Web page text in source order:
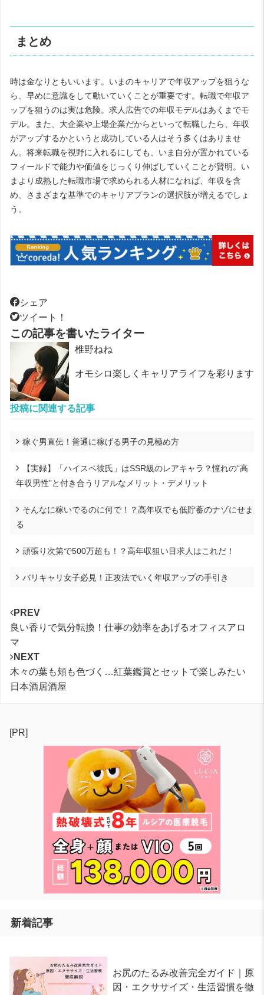
まとめ
時は金なりともいいます。いまのキャリアで年収アップを狙うな
ら、早めに意識をして動いていくことが重要です。転職で年収ア
ップを狙うのは実は危険。求人広告での年収モデルはあくまでモ
デル。また、大企業や上場企業だからといって転職したら、年収
がアップするかというと成功している人はそう多くはありませ
ん。将来転職を視野に入れるにしても、いま自分が置かれている
フィールドで能力や価値をじっくり伸ばしていくことが賢明。い
まより成熟した転職市場で求められる人材になれば、年収を含
め、さまざまな基準でのキャリアプランの選択肢が増えるでしょ
う。
シェア
ツイート！
この記事を書いたライター
椎野ねね
オモシロ楽しくキャリアライフを彩ります
投稿に関連する記事
稼ぐ男直伝！普通に稼げる男子の見極め方
【実録】「ハイスペ彼氏」はSSR級のレアキャラ？憧れの“高
年収男性”と付き合うリアルなメリット・デメリット
そんなに稼いでるのに何で！？高年収でも低貯蓄のナゾにせま
る
頑張り次第で500万超も！？高年収狙い目求人はこれだ！
バリキャリ女子必見！正攻法でいく年収アップの手引き
PREV
良い香りで気分転換！仕事の効率をあげるオフィスアロ
マ
NEXT
木々の葉も頬も色づく…紅葉鑑賞とセットで楽しみたい
日本酒居酒屋
[PR]
新着記事
お尻のたるみ改善完全ガイド｜原
因・エクササイズ・生活習慣を徹